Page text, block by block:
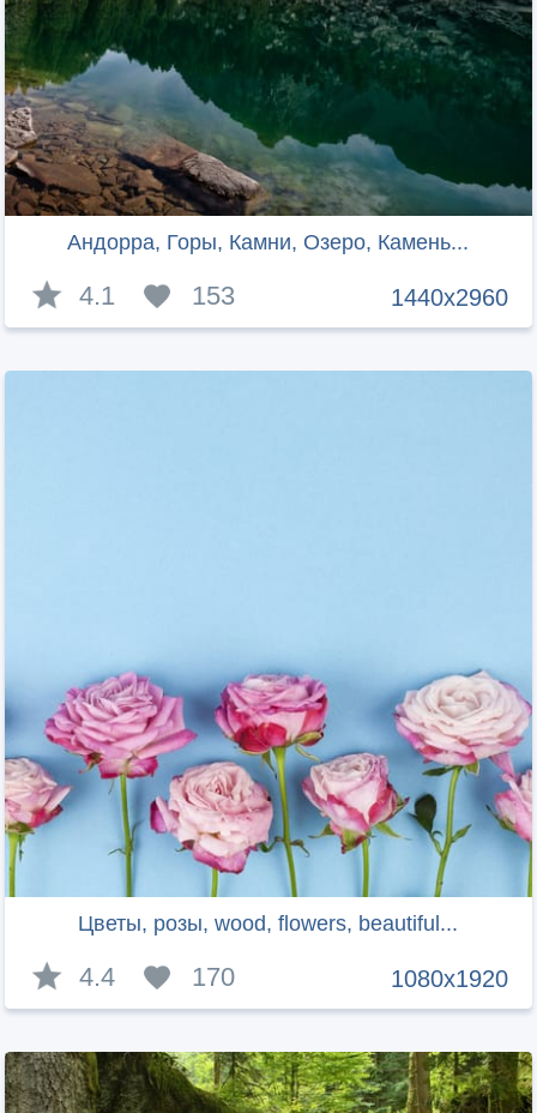
Андорра, Горы, Камни, Озеро, Камень...
1440x2960
4.1 153
Цветы, розы, wood, flowers, beautiful...
1080x1920
4.4 170